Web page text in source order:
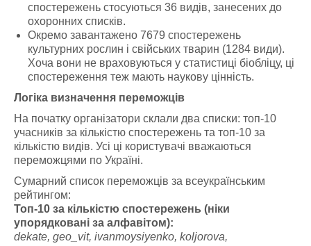
спостережень стосуються 36 видів, занесених до
охоронних списків.
Окремо завантажено 7679 спостережень
культурних рослин і свійських тварин (1284 види).
Хоча вони не враховуються у статистиці біобліцу, ці
спостереження теж мають наукову цінність.
Логіка визначення переможців
На початку організатори склали два списки: топ-10
учасників за кількістю спостережень та топ-10 за
кількістю видів. Усі ці користувачі вважаються
переможцями по Україні.
Сумарний список переможців за всеукраїнським
рейтингом:
Топ-10 за кількістю спостережень (ніки
упорядковані за алфавітом):
dekate, geo_vit, ivanmoysiyenko, koljorova,